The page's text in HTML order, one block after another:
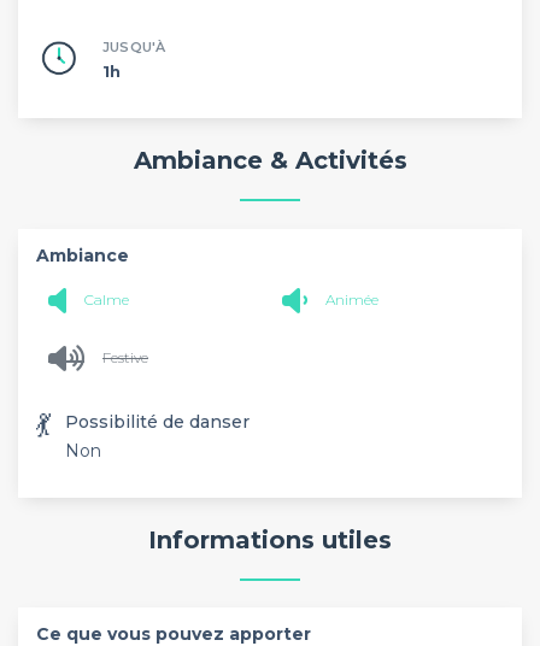
JUSQU'À
1h
Ambiance & Activités
Ambiance
Calme Animée
Festive
💃
Possibilité de danser
Non
Informations utiles
Ce que vous pouvez apporter